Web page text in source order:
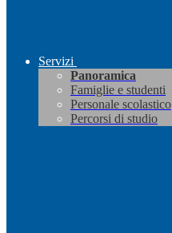
Servizi
Panoramica
Famiglie e studenti
Personale scolastico
Percorsi di studio